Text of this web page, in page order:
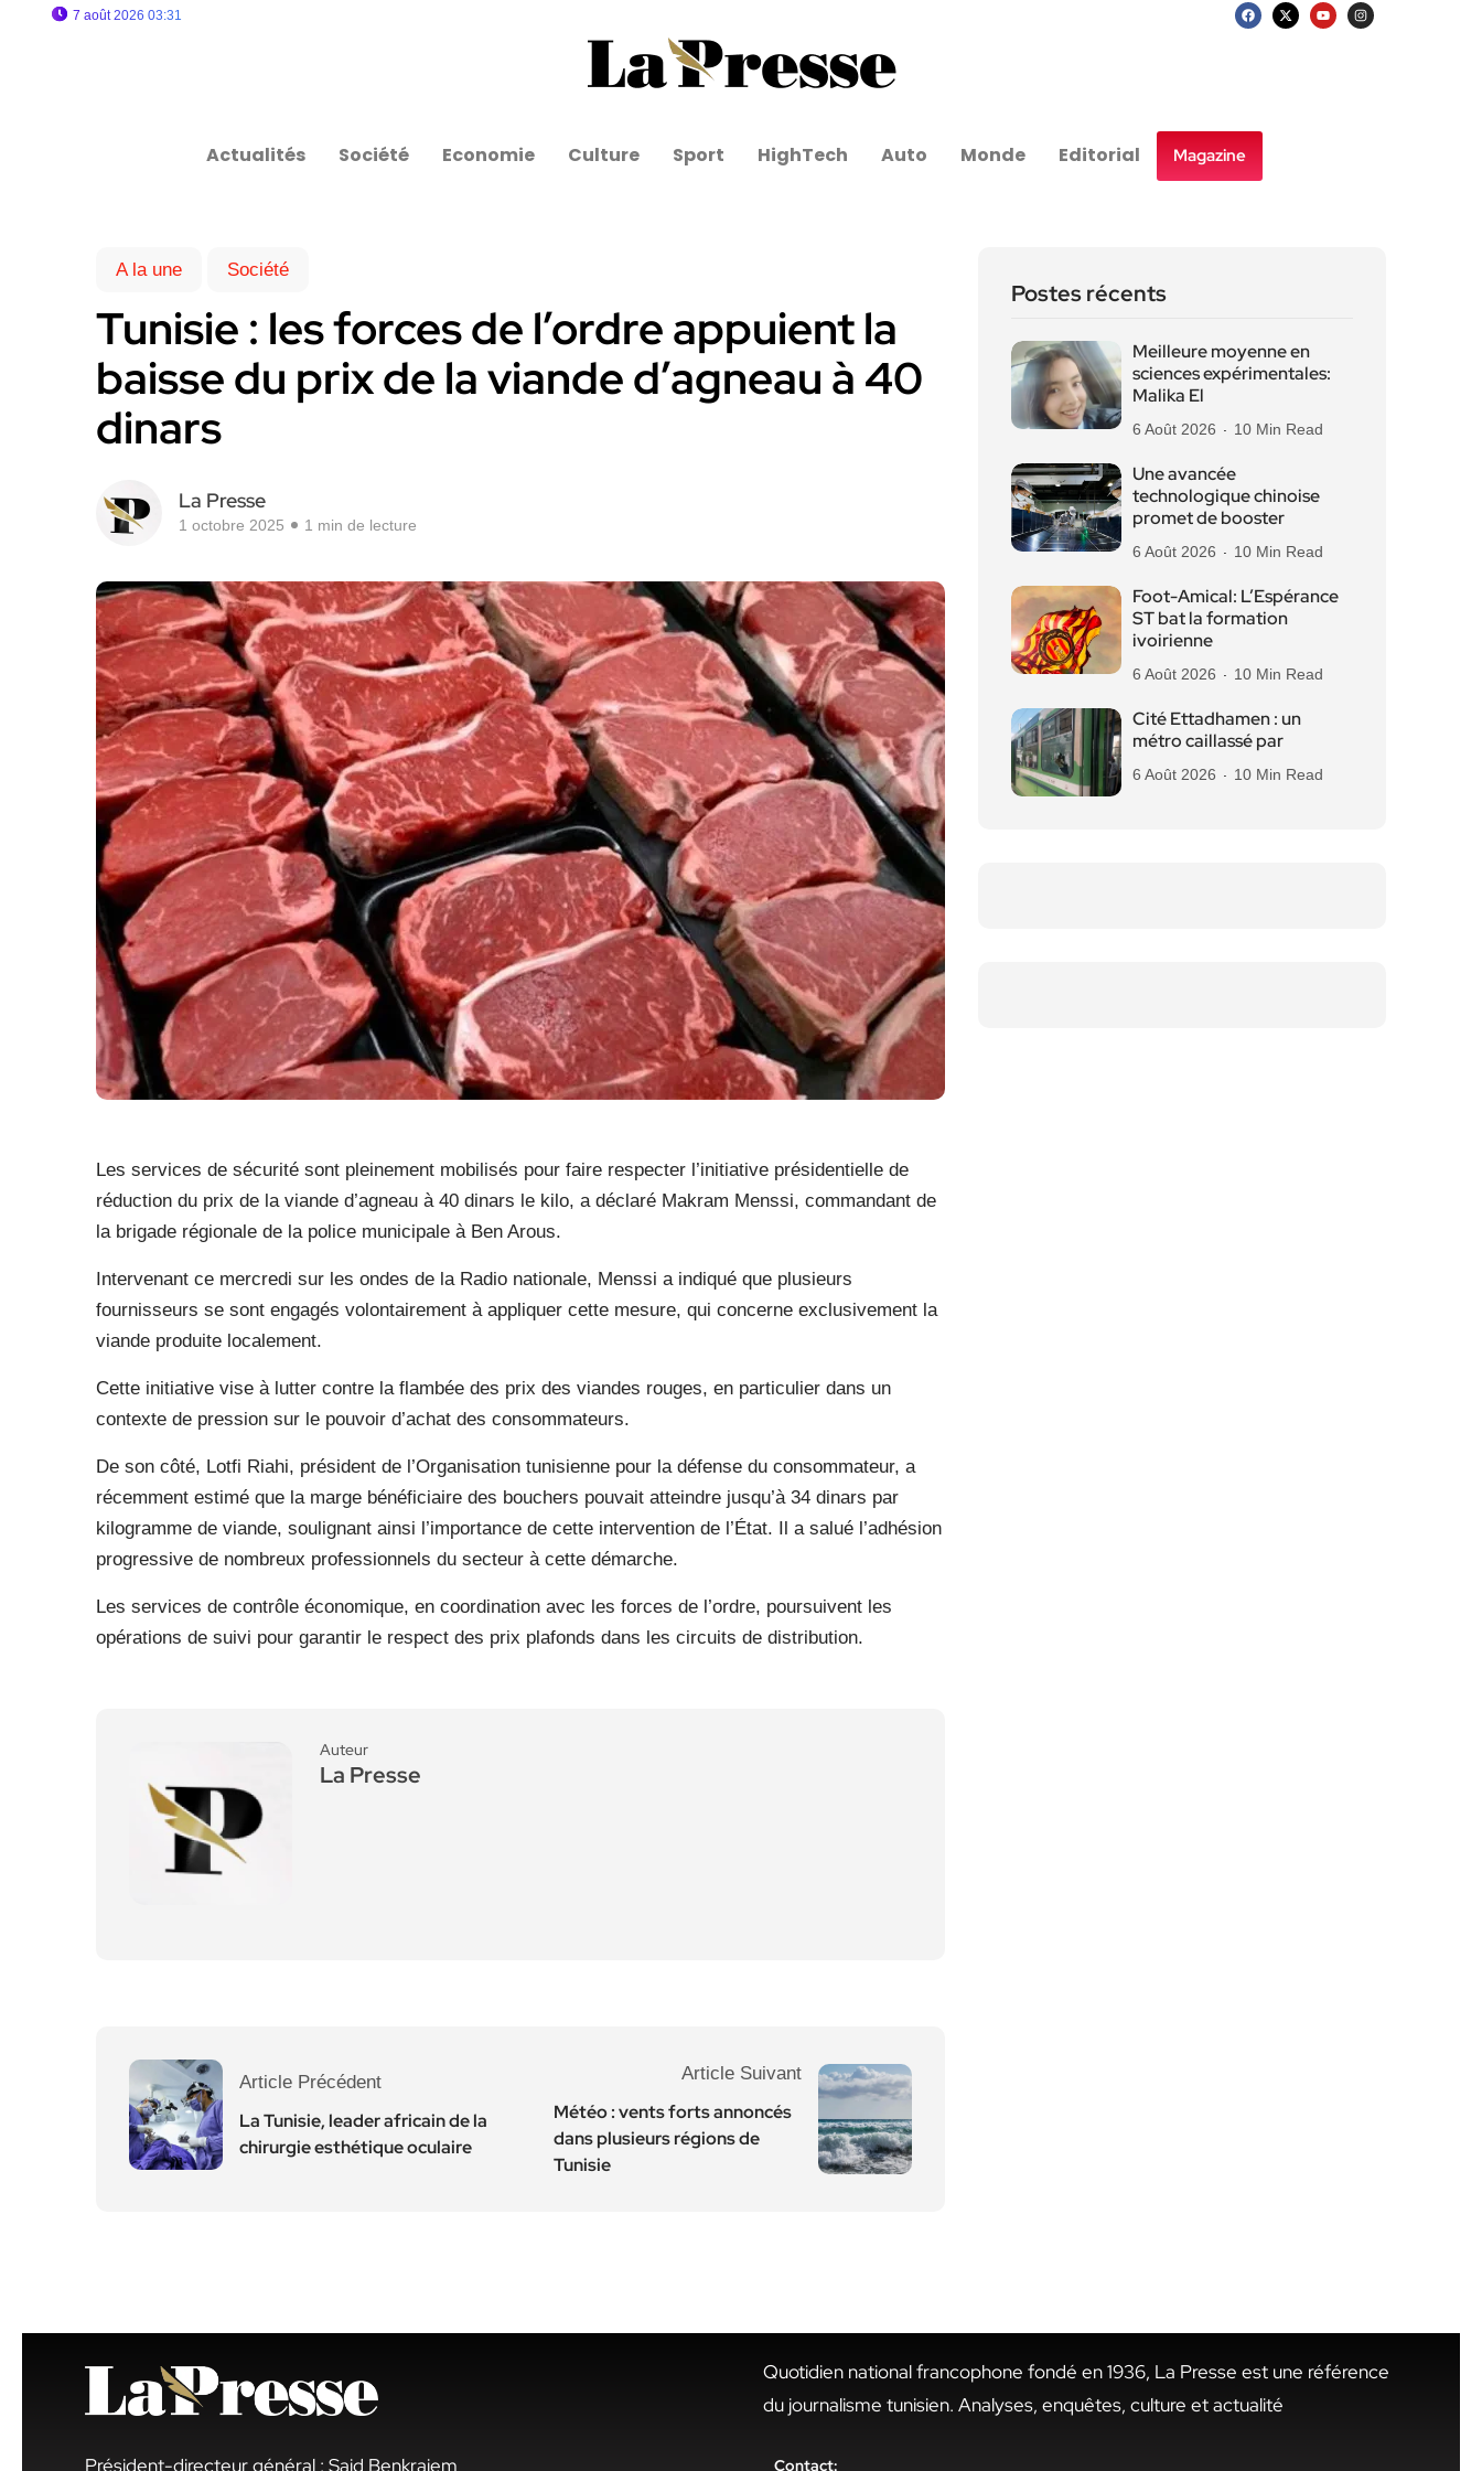
7 août 2026 03:31
Actualités Société Economie Culture Sport HighTech Auto Monde Editorial Magazine
A la une Société
Tunisie : les forces de l’ordre appuient la
baisse du prix de la viande d’agneau à 40
dinars
La Presse
1 octobre 2025 1 min de lecture
Les services de sécurité sont pleinement mobilisés pour faire respecter l’initiative présidentielle de
réduction du prix de la viande d’agneau à 40 dinars le kilo, a déclaré Makram Menssi, commandant de
la brigade régionale de la police municipale à Ben Arous.
Intervenant ce mercredi sur les ondes de la Radio nationale, Menssi a indiqué que plusieurs
fournisseurs se sont engagés volontairement à appliquer cette mesure, qui concerne exclusivement la
viande produite localement.
Cette initiative vise à lutter contre la flambée des prix des viandes rouges, en particulier dans un
contexte de pression sur le pouvoir d’achat des consommateurs.
De son côté, Lotfi Riahi, président de l’Organisation tunisienne pour la défense du consommateur, a
récemment estimé que la marge bénéficiaire des bouchers pouvait atteindre jusqu’à 34 dinars par
kilogramme de viande, soulignant ainsi l’importance de cette intervention de l’État. Il a salué l’adhésion
progressive de nombreux professionnels du secteur à cette démarche.
Les services de contrôle économique, en coordination avec les forces de l’ordre, poursuivent les
opérations de suivi pour garantir le respect des prix plafonds dans les circuits de distribution.
Auteur
La Presse
Article Précédent
La Tunisie, leader africain de la
chirurgie esthétique oculaire
Article Suivant
Météo : vents forts annoncés
dans plusieurs régions de
Tunisie
Postes récents
Meilleure moyenne en
sciences expérimentales:
Malika El
6 Août 2026 10 Min Read
Une avancée
technologique chinoise
promet de booster
6 Août 2026 10 Min Read
Foot-Amical: L’Espérance
ST bat la formation
ivoirienne
6 Août 2026 10 Min Read
Cité Ettadhamen : un
métro caillassé par
6 Août 2026 10 Min Read
Président-directeur général : Said Benkraiem
Quotidien national francophone fondé en 1936, La Presse est une référence
du journalisme tunisien. Analyses, enquêtes, culture et actualité
Contact: